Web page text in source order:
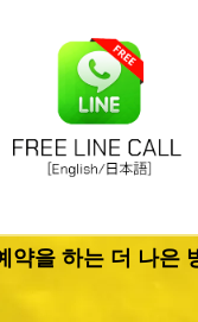
약을 하는 더 나은